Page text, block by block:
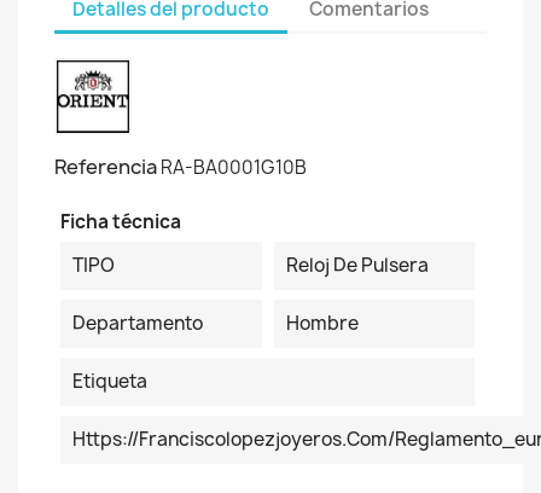
Detalles del producto Comentarios
ReferenciaRA-BA0001G10B
Ficha técnica
TIPO
Reloj De Pulsera
Departamento Hombre
Etiqueta
Https://franciscolopezjoyeros.com/